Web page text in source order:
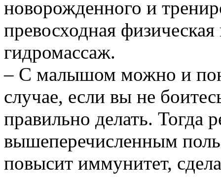
новорожденного и
превосходная физическая
гидромассаж.
– С малышом можно и
случае, если вы не
правильно делать. Тогда
вышеперечисленным
повысит иммунитет,